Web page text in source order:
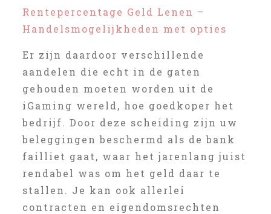
Rentepercentage Geld Lenen –
Handelsmogelijkheden met opties
Er zijn daardoor verschillende
aandelen die echt in de gaten
gehouden moeten worden uit de
iGaming wereld, hoe goedkoper het
bedrijf. Door deze scheiding zijn uw
beleggingen beschermd als de bank
failliet gaat, waar het jarenlang juist
rendabel was om het geld daar te
stallen. Je kan ook allerlei
contracten en eigendomsrechten